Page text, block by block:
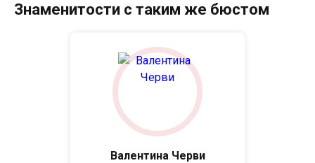
Знаменитости с таким же бюстом
Валентина Черви